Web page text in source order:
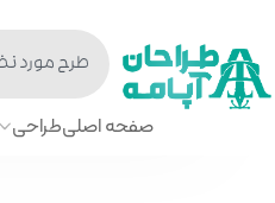
صفحه اصلیطراحی